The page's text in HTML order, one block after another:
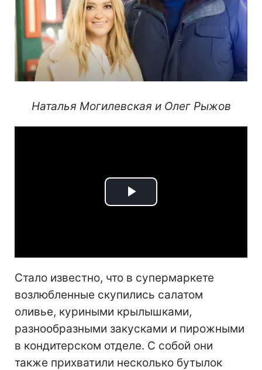
Наталья Могилевская и Олег Рыжов
Play
Стало известно, что в супермаркете
возлюбленные скупились салатом
оливье, куриными крылышками,
разнообразными закусками и пирожными
в кондитерском отделе. С собой они
также прихватили несколько бутылок